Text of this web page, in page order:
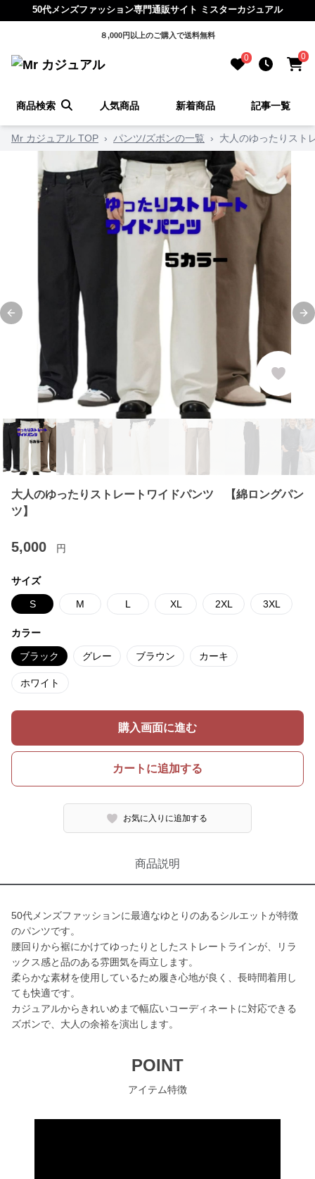
50代メンズファッション専門通販サイト ミスターカジュアル
８,000円以上のご購入で送料無料
0 0
商品検索 人気商品 新着商品 記事一覧
Mr カジュアル TOP › パンツ/ズボンの一覧 › 大人のゆったりスト
Previous slide
大人のゆったりストレートワイドパンツ 【綿ロングパン
ツ】
5,000 円
サイズ
S M L XL 2XL 3XL
カラー
ブラック グレー ブラウン カーキ
ホワイト
購入画面に進む
カートに追加する
お気に入りに追加する
商品説明
50代メンズファッションに最適なゆとりのあるシルエットが特徴
のパンツです。
腰回りから裾にかけてゆったりとしたストレートラインが、リラ
ックス感と品のある雰囲気を両立します。
柔らかな素材を使用しているため履き心地が良く、長時間着用し
ても快適です。
カジュアルからきれいめまで幅広いコーディネートに対応できる
ズボンで、大人の余裕を演出します。
POINT
アイテム特徴